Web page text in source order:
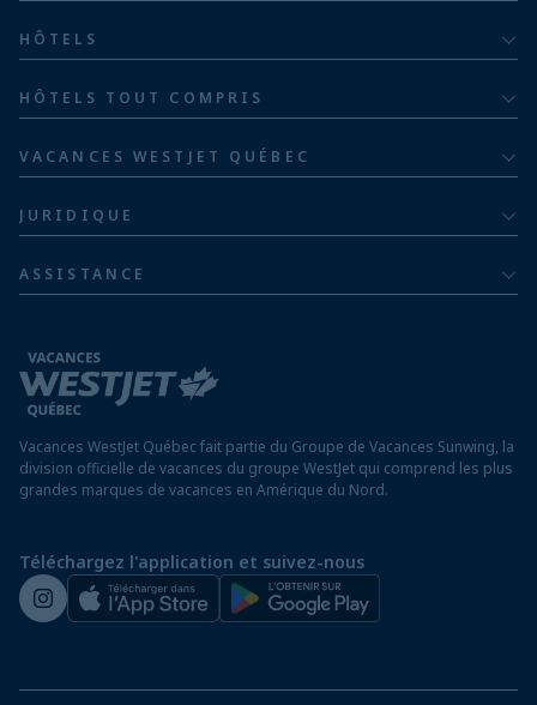
Pour adultes
Pour les familles
Familles de cinq ou plus
HÔTELS
Groupe hôtelier Barceló
HÔTELS TOUT COMPRIS
Hôtels en République dominicaine
Hôtels en Jamaïque
Hôtels au Mexique
Hôtels au Panama
Hôtels à Saint-Martin
VACANCES WESTJET QUÉBEC
Communiquer avec nous
Informations sur la compagnie aérienne
JURIDIQUE
Modalités et conditions
Rapport sur l’esclavage moderne
ASSISTANCE
Avis aux voyageurs
Exigences d’entrée à destination
Assurez vos vacances
Voyager depuis un aéroport hors Québec
Salle de presse de WestJet
Vacances WestJet Québec fait partie du Groupe de Vacances Sunwing, la
division officielle de vacances du groupe WestJet qui comprend les plus
grandes marques de vacances en Amérique du Nord.
Téléchargez l'application et suivez-nous